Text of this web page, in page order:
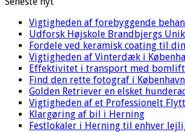
Vigtigheden af forebyggende
Udforsk Højskole Brandbjergs
Fordele ved keramisk coating til
Vigtigheden af Vinterdæk i
Effektivitet i transport med
Find den rette fotograf i København
Golden Retriever en elsket
Vigtigheden af et Professionelt
Klargøring af bil i Herning
Festlokaler i Herning til enhver